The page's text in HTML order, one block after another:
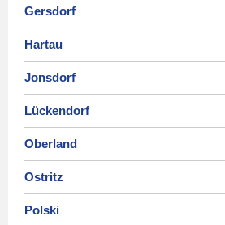
Gersdorf
Hartau
Jonsdorf
Lückendorf
Oberland
Ostritz
Polski